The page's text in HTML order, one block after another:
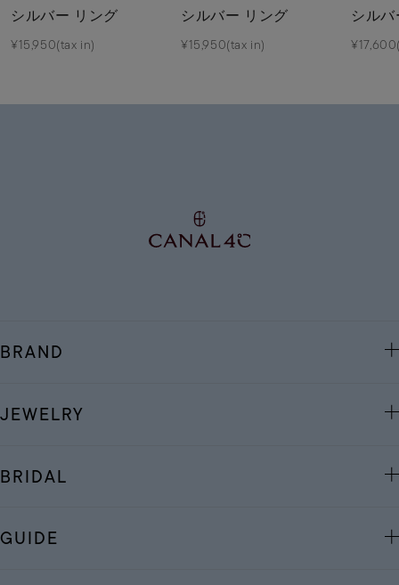
シルバー リング
¥15,950(tax in)
シルバー リング
¥15,950(tax in)
シル
BRAND
JEWELRY
BRIDAL
GUIDE